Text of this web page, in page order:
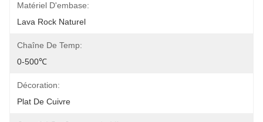
Matériel D'embase:
Lava Rock Naturel
Chaîne De Temp:
0-500℃
Décoration:
Plat De Cuivre